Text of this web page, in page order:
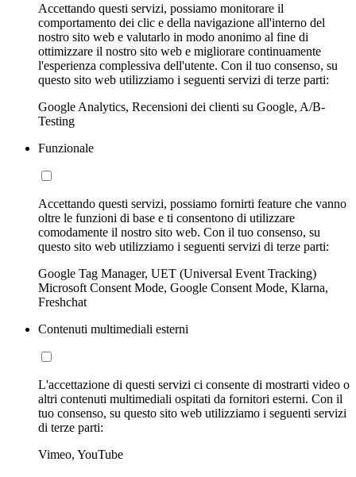
Accettando questi servizi, possiamo monitorare il
comportamento dei clic e della navigazione all'interno del
nostro sito web e valutarlo in modo anonimo al fine di
ottimizzare il nostro sito web e migliorare continuamente
l'esperienza complessiva dell'utente. Con il tuo consenso, su
questo sito web utilizziamo i seguenti servizi di terze parti:
Google Analytics, Recensioni dei clienti su Google, A/B-
Testing
Funzionale
Accettando questi servizi, possiamo fornirti feature che vanno
oltre le funzioni di base e ti consentono di utilizzare
comodamente il nostro sito web. Con il tuo consenso, su
questo sito web utilizziamo i seguenti servizi di terze parti:
Google Tag Manager, UET (Universal Event Tracking)
Microsoft Consent Mode, Google Consent Mode, Klarna,
Freshchat
Contenuti multimediali esterni
L'accettazione di questi servizi ci consente di mostrarti video o
altri contenuti multimediali ospitati da fornitori esterni. Con il
tuo consenso, su questo sito web utilizziamo i seguenti servizi
di terze parti:
Vimeo, YouTube